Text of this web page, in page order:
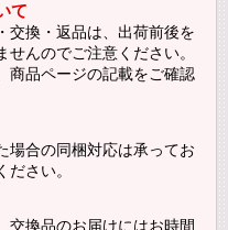
て
交換・返品は、出荷前後を
んのでご注意ください。
商品ページの記載をご確認
場合の同梱対応は承ってお
さい。
交換品のお届けにはお時間